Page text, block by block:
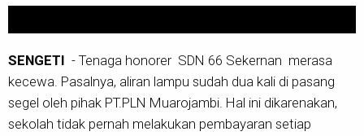
SENGETI - Tenaga honorer SDN 66 Sekernan merasa
kecewa. Pasalnya, aliran lampu sudah dua kali di pasang
segel oleh pihak PT.PLN Muarojambi. Hal ini dikarenakan,
sekolah tidak pernah melakukan pembayaran setiap